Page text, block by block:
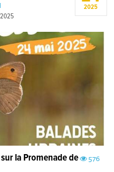
2025
576
la Promenade de